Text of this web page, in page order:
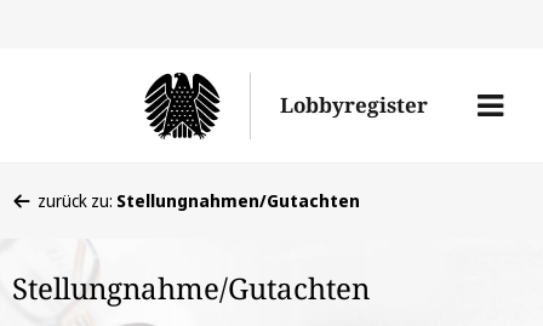
Lobbyregister
Menü
befinden
hier:
zurück zu: Stellungnahmen/Gutachten
Stellungnahme/Gutachten